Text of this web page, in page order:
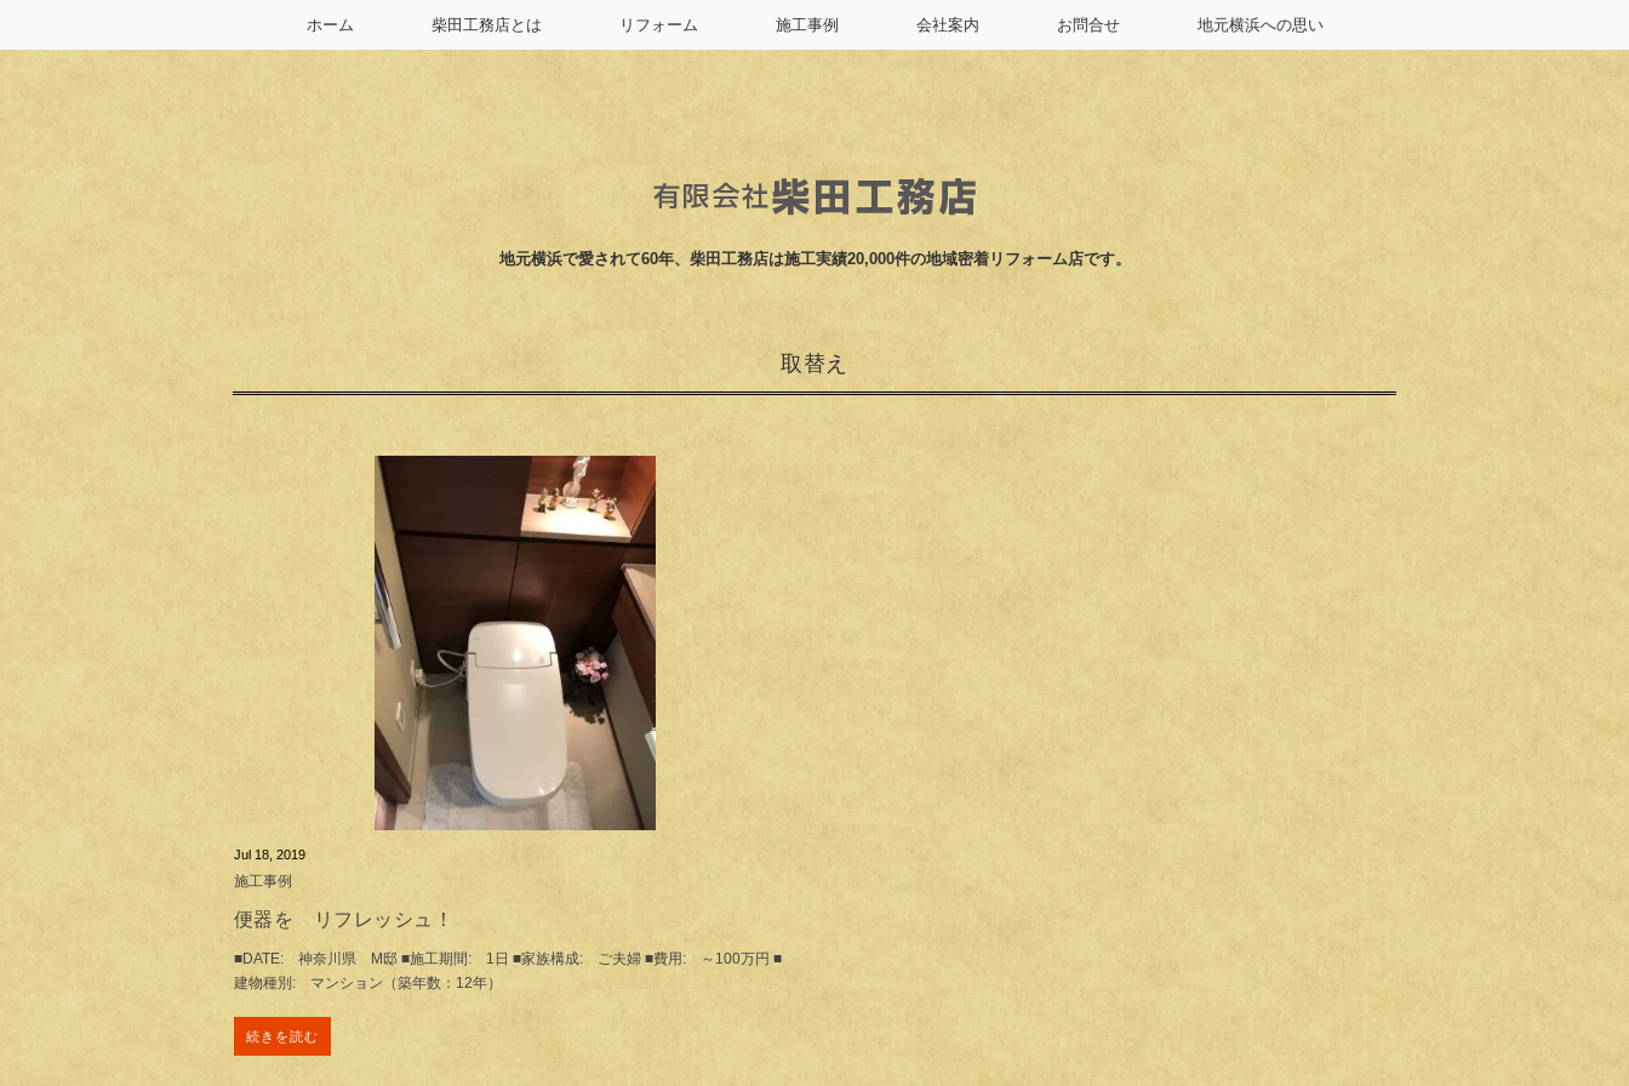
ホーム 柴田工務店とは リフォーム 施工事例 会社案内 お問合せ 地元横浜への思い
地元横浜で愛されて60年、柴田工務店は施工実績20,000件の地域密着リフォーム店です。
取替え
Jul 18, 2019
施工事例
便器を リフレッシュ！
■DATE: 神奈川県 M邸 ■施工期間: 1日 ■家族構成: ご夫婦 ■費用: ～100万円 ■
建物種別: マンション（築年数：12年）
続きを読む